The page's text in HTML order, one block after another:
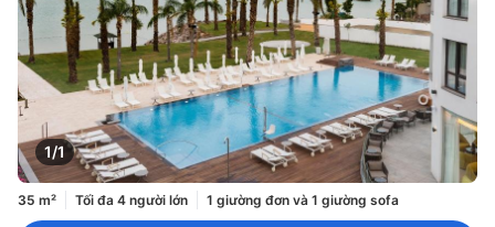
1/1
35 m² Tối đa 4 người lớn 1 giường đơn và 1 giường sofa